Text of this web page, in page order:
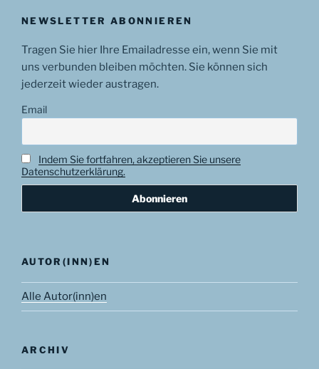
NEWSLETTER ABONNIEREN
Tragen Sie hier Ihre Emailadresse ein, wenn Sie mit
uns verbunden bleiben möchten. Sie können sich
jederzeit wieder austragen.
Email
Indem Sie fortfahren, akzeptieren Sie unsere
Datenschutzerklärung.
AUTOR(INN)EN
Alle Autor(inn)en
ARCHIV